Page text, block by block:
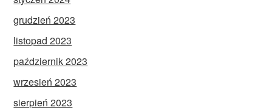
grudzień 2023
listopad 2023
październik 2023
wrzesień 2023
sierpień 2023